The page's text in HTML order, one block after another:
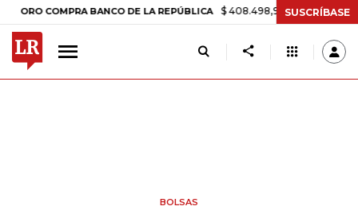
COMPRA BANCO DE LA REPÚBLICA $ 408.498,97 +$ 8.753,81 +2,19%
SUSCRÍBASE
BOLSAS